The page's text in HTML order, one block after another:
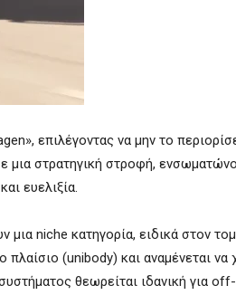
επιλέγοντας να μην το
στρατηγική στροφή,
ευελιξία.
niche κατηγορία, ειδικά στον
(unibody) και αναμένεται να
θεωρείται ιδανική για